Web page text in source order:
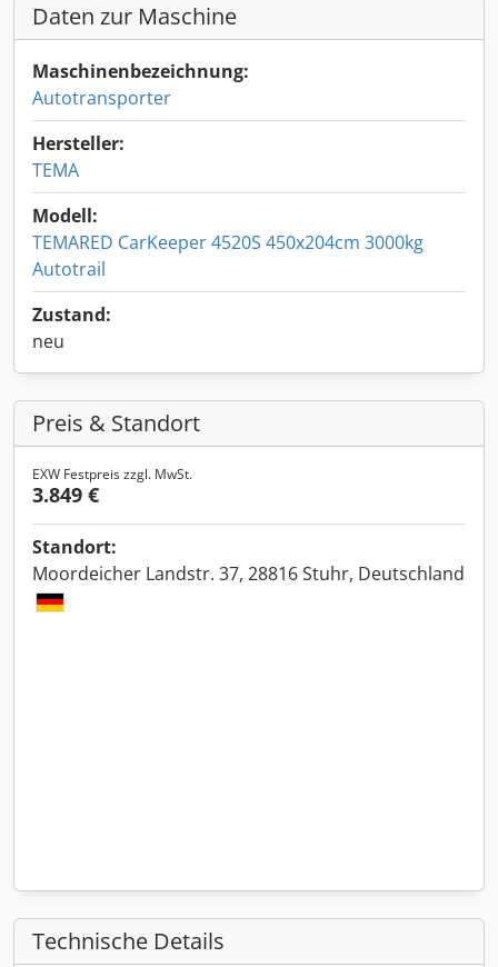
Daten zur Maschine
Maschinenbezeichnung:
Autotransporter
Hersteller:
TEMA
Modell:
TEMARED CarKeeper 4520S 450x204cm 3000kg
Autotrail
Zustand:
neu
Preis & Standort
EXW Festpreis zzgl. MwSt.
3.849 €
Standort:
Moordeicher Landstr. 37, 28816 Stuhr, Deutschland
Technische Details